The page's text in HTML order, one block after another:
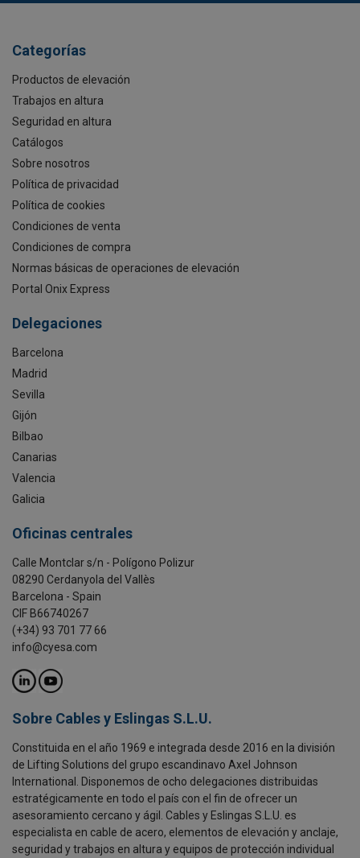
Categorías
Productos de elevación
Trabajos en altura
Seguridad en altura
Catálogos
Sobre nosotros
Política de privacidad
Política de cookies
Condiciones de venta
Condiciones de compra
Normas básicas de operaciones de elevación
Portal Onix Express
Delegaciones
Barcelona
Madrid
Sevilla
Gijón
Bilbao
Canarias
Valencia
Galicia
Oficinas centrales
Calle Montclar s/n - Polígono Polizur
08290 Cerdanyola del Vallès
Barcelona - Spain
CIF B66740267
(+34) 93 701 77 66
info@cyesa.com
Sobre Cables y Eslingas S.L.U.
Constituida en el año 1969 e integrada desde 2016 en la división
de Lifting Solutions del grupo escandinavo Axel Johnson
International. Disponemos de ocho delegaciones distribuidas
estratégicamente en todo el país con el fin de ofrecer un
asesoramiento cercano y ágil. Cables y Eslingas S.L.U. es
especialista en cable de acero, elementos de elevación y anclaje,
seguridad y trabajos en altura y equipos de protección individual